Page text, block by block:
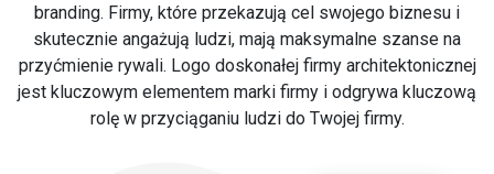
branding. Firmy, które przekazują cel swojego biznesu i
skutecznie angażują ludzi, mają maksymalne szanse na
przyćmienie rywali. Logo doskonałej firmy architektonicznej
jest kluczowym elementem marki firmy i odgrywa kluczową
rolę w przyciąganiu ludzi do Twojej firmy.